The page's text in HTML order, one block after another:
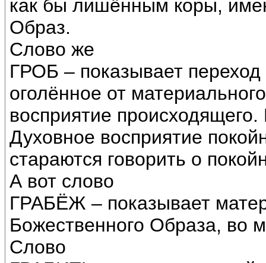
как бы лишённым коры,
Образ.
Слово же
ГРОБ – показывает
оголённое от
восприятие
Духовное восприятие
стараются говорить о
А вот слово
ГРАБЁЖ – показывает
Божественного Образа, во
Слово